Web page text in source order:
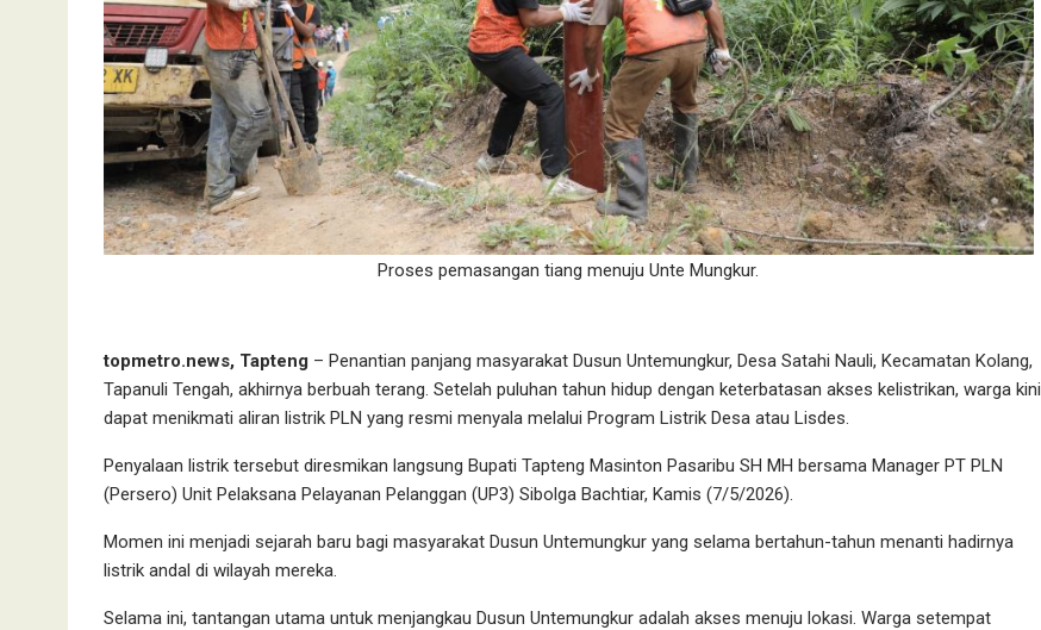
Proses pemasangan tiang menuju Unte Mungkur.
topmetro.news, Tapteng – Penantian panjang masyarakat Dusun Untemungkur, Desa Satahi Nauli, Kecamatan Kolang,
Tapanuli Tengah, akhirnya berbuah terang. Setelah puluhan tahun hidup dengan keterbatasan akses kelistrikan, warga kini
dapat menikmati aliran listrik PLN yang resmi menyala melalui Program Listrik Desa atau Lisdes.
Penyalaan listrik tersebut diresmikan langsung Bupati Tapteng Masinton Pasaribu SH MH bersama Manager PT PLN
(Persero) Unit Pelaksana Pelayanan Pelanggan (UP3) Sibolga Bachtiar, Kamis (7/5/2026).
Momen ini menjadi sejarah baru bagi masyarakat Dusun Untemungkur yang selama bertahun-tahun menanti hadirnya
listrik andal di wilayah mereka.
Selama ini, tantangan utama untuk menjangkau Dusun Untemungkur adalah akses menuju lokasi. Warga setempat